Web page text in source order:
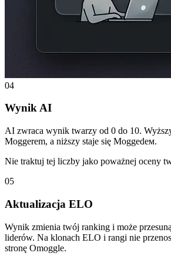
04
Wynik AI
AI zwraca wynik twarzy od 0 do 10.
Moggerem, a niższy staje się Moggedем.
Nie traktuj tej liczby jako poważnej oceny
05
Aktualizacja ELO
Wynik zmienia twój ranking i może
liderów. Na klonach ELO i rangi nie
stronę Omoggle.